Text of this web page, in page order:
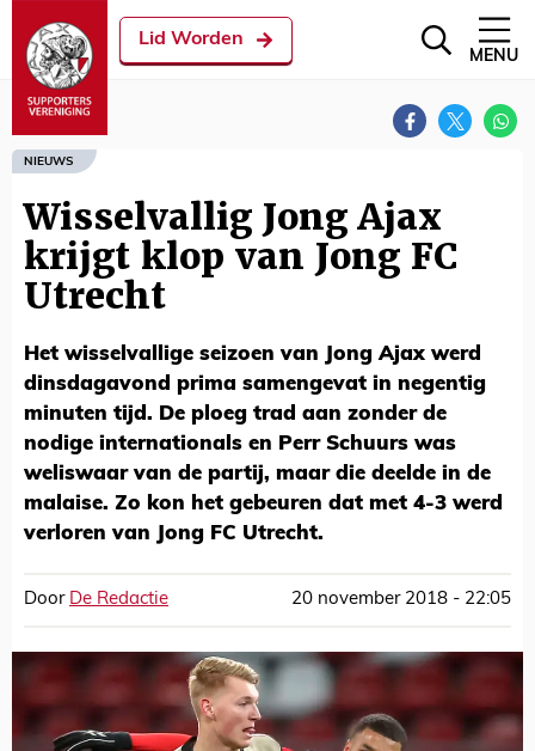
Lid Worden
MENU
NIEUWS
Wisselvallig Jong Ajax
krijgt klop van Jong FC
Utrecht
Het wisselvallige seizoen van Jong Ajax werd
dinsdagavond prima samengevat in negentig
minuten tijd. De ploeg trad aan zonder de
nodige internationals en Perr Schuurs was
weliswaar van de partij, maar die deelde in de
malaise. Zo kon het gebeuren dat met 4-3 werd
verloren van Jong FC Utrecht.
Door De Redactie 20 november 2018 - 22:05